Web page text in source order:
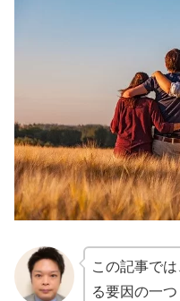
この記事で
る要因の一